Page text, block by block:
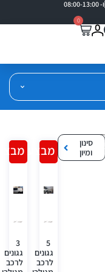
ו- 08:00-13:00
0
סינון
ומיון
5
גגונים
לרכב
מבצע!
3
גגונים
לרכב